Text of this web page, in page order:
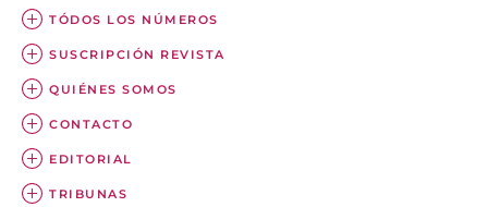
TÓDOS LOS NÚMEROS
SUSCRIPCIÓN REVISTA
QUIÉNES SOMOS
CONTACTO
EDITORIAL
TRIBUNAS